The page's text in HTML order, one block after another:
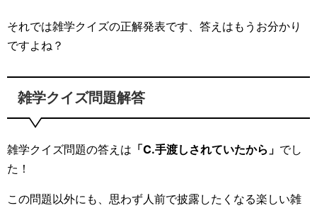
それでは雑学クイズの正解発表です、答えはもうお分かり
ですよね？
雑学クイズ問題解答
雑学クイズ問題の答えは 「C.手渡しされていたから」 でし
た！
この問題以外にも、思わず人前で披露したくなる楽しい雑